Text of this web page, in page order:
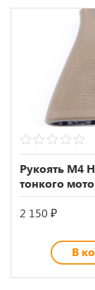
0
out
of
5
Рукоять M4
тонкого
2 150 ₽
В